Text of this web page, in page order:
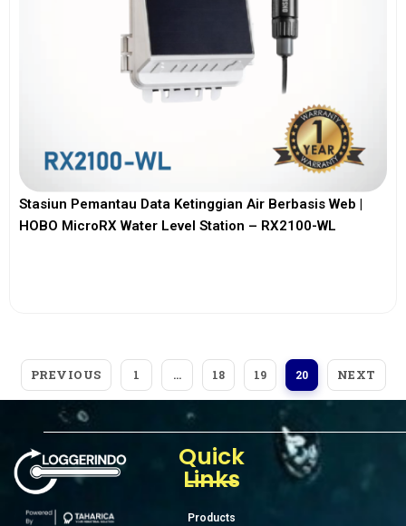
Stasiun Pemantau Data Ketinggian Air Berbasis Web |
HOBO MicroRX Water Level Station – RX2100-WL
PREVIOUS 1 … 18 19 20 NEXT
Quick
Links
Products